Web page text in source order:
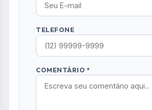
Nenhum comentário publicado
primeiro a comentar!
Deixe seu Comentário
Seu e-mail e telefone não serão
publicamente. Campos com * são